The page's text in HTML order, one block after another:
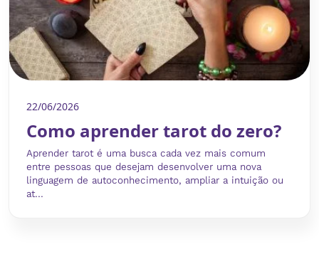
22/06/2026
Como aprender tarot do zero?
Aprender tarot é uma busca cada vez mais comum
entre pessoas que desejam desenvolver uma nova
linguagem de autoconhecimento, ampliar a intuição ou
at...